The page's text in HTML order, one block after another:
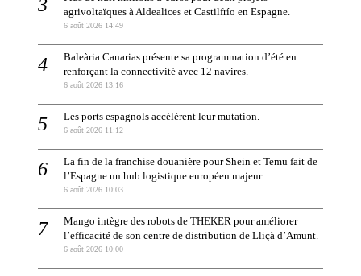
agrivoltaïques à Aldealices et Castilfrío en Espagne.
6 août 2026 14:49
Baleària Canarias présente sa programmation d’été en
renforçant la connectivité avec 12 navires.
6 août 2026 13:16
Les ports espagnols accélèrent leur mutation.
6 août 2026 11:12
La fin de la franchise douanière pour Shein et Temu fait de
l’Espagne un hub logistique européen majeur.
6 août 2026 10:03
Mango intègre des robots de THEKER pour améliorer
l’efficacité de son centre de distribution de Lliçà d’Amunt.
6 août 2026 10:00